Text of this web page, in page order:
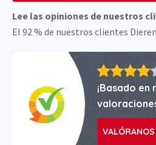
Lee las opiniones de nuestros
El 92 % de nuestros clientes
¡Basado en
VALÓRANOS